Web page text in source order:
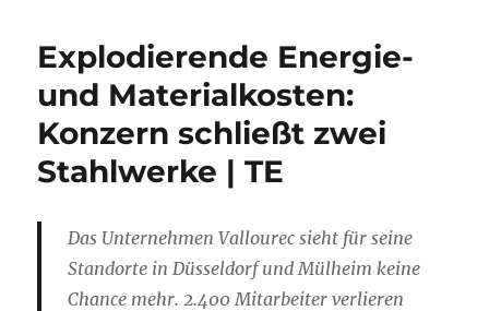
Explodierende Energie-
und Materialkosten:
Konzern schließt zwei
Stahlwerke | TE
Das Unternehmen Vallourec sieht für seine
Standorte in Düsseldorf und Mülheim keine
Chance mehr. 2.400 Mitarbeiter verlieren